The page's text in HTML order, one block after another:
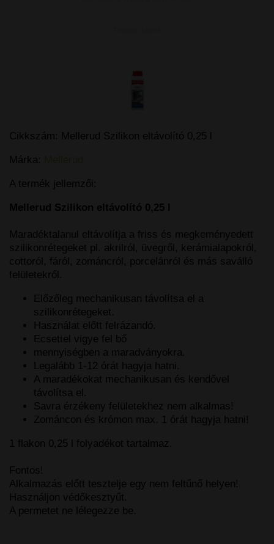
Cikkszám: Mellerud Szilikon eltávolító 0,25 l
Márka:
A termék jellemzői:
Mellerud Szilikon eltávolító 0,25 l
Maradéktalanul eltávolítja a friss és megkeményedett
szilikonrétegeket pl. akrilról, üvegről, kerámialapokról,
cottoról, fáról, zománcról, porcelánról és más saválló
felületekről.
Előzőleg mechanikusan távolítsa el a
szilikonrétegeket.
Használat előtt felrázandó.
Ecsettel vigye fel bő
mennyiségben a maradványokra.
Legalább 1-12 órát hagyja hatni.
A maradékokat mechanikusan és kendővel
távolítsa el.
Savra érzékeny felületekhez nem alkalmas!
Zománcon és krómon max. 1 órát hagyja hatni!
1 flakon 0,25 l folyadékot tartalmaz.
Fontos!
Alkalmazás előtt tesztelje egy nem feltűnő helyen!
Használjon védőkesztyűt.
A permetet ne lélegezze be.